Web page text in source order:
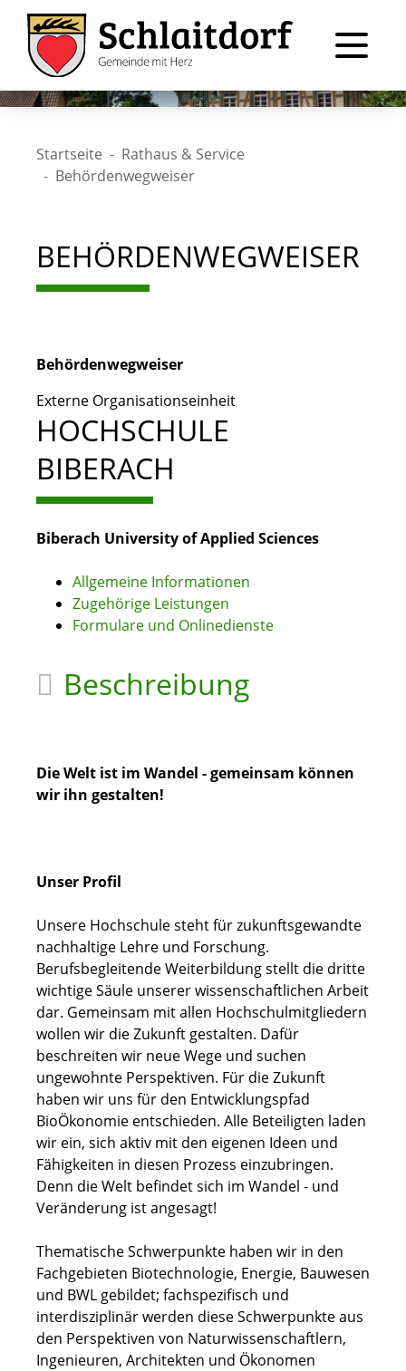
Startseite
Rathaus & Service
Behördenwegweiser
BEHÖRDENWEGWEISER
Behördenwegweiser
Externe Organisationseinheit
HOCHSCHULE
BIBERACH
Biberach University of Applied Sciences
Allgemeine Informationen
Zugehörige Leistungen
Formulare und Onlinedienste
Beschreibung
Die Welt ist im Wandel - gemeinsam können
wir ihn gestalten!
Unser Profil
Unsere Hochschule steht für zukunftsgewandte
nachhaltige Lehre und Forschung.
Berufsbegleitende Weiterbildung stellt die dritte
wichtige Säule unserer wissenschaftlichen Arbeit
dar. Gemeinsam mit allen Hochschulmitgliedern
wollen wir die Zukunft gestalten. Dafür
beschreiten wir neue Wege und suchen
ungewohnte Perspektiven. Für die Zukunft
haben wir uns für den Entwicklungspfad
BioÖkonomie entschieden. Alle Beteiligten laden
wir ein, sich aktiv mit den eigenen Ideen und
Fähigkeiten in diesen Prozess einzubringen.
Denn die Welt befindet sich im Wandel - und
Veränderung ist angesagt!
Thematische Schwerpunkte haben wir in den
Fachgebieten Biotechnologie, Energie, Bauwesen
und BWL gebildet; fachspezifisch und
interdisziplinär werden diese Schwerpunkte aus
den Perspektiven von Naturwissenschaftlern,
Ingenieuren, Architekten und Ökonomen